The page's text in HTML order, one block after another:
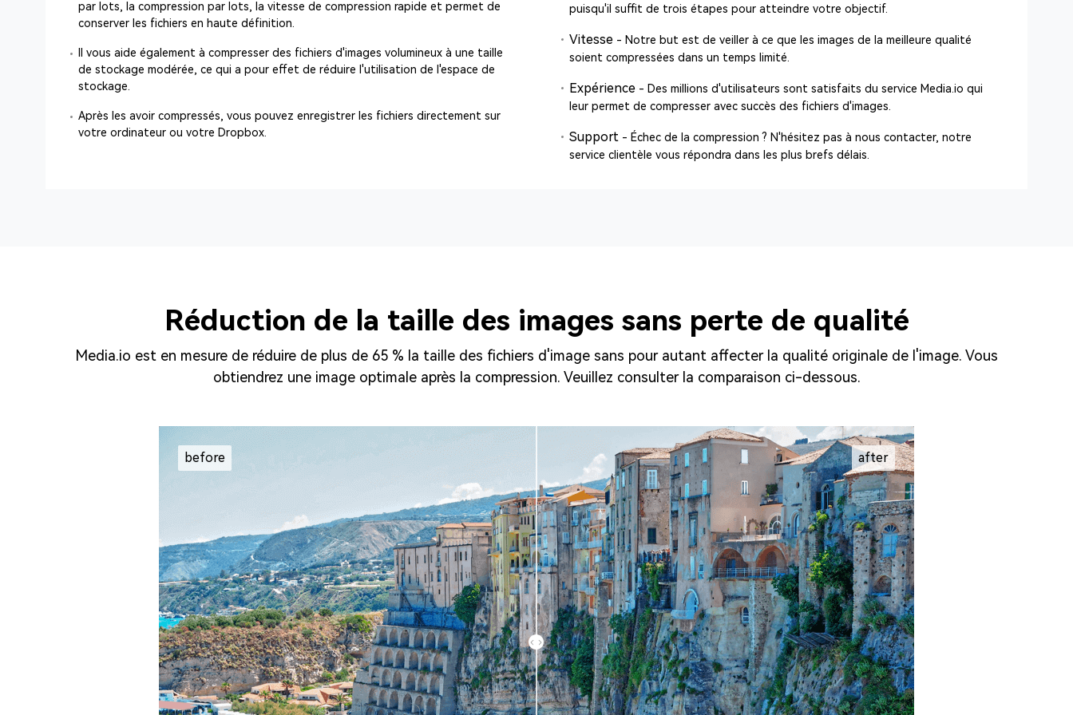
par lots, la compression par lots, la vitesse de compression rapide et permet de
conserver les fichiers en haute définition.
Il vous aide également à compresser des fichiers d'images volumineux à une taille
de stockage modérée, ce qui a pour effet de réduire l'utilisation de l'espace de
stockage.
Après les avoir compressés, vous pouvez enregistrer les fichiers directement sur
votre ordinateur ou votre Dropbox.
puisqu'il suffit de trois étapes pour atteindre votre objectif.
Vitesse - Notre but est de veiller à ce que les images de la meilleure qualité
soient compressées dans un temps limité.
Expérience - Des millions d'utilisateurs sont satisfaits du service Media.io qui
leur permet de compresser avec succès des fichiers d'images.
Support - Échec de la compression ? N'hésitez pas à nous contacter, notre
service clientèle vous répondra dans les plus brefs délais.
Réduction de la taille des images sans perte de qualité
Media.io est en mesure de réduire de plus de 65 % la taille des fichiers d'image sans pour autant affecter la qualité originale de l'image. Vous
obtiendrez une image optimale après la compression. Veuillez consulter la comparaison ci-dessous.